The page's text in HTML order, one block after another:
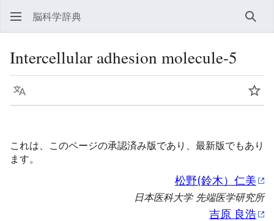
脳科学辞典 検索
Intercellular adhesion molecule-5
言語 ウ
これは、このページの承認済み版であり、最新版でもあり
ます。
松野(鈴木）仁美
日本医科大学 先端医学研究所
吉原 良浩